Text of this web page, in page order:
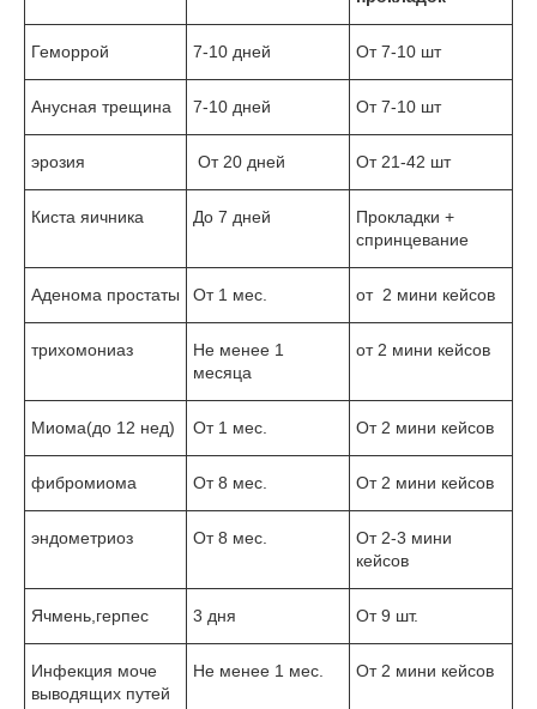
Геморрой 7-10 дней От 7-10 шт
Анусная трещина 7-10 дней От 7-10 шт
эрозия От 20 дней От 21-42 шт
Киста яичника До 7 дней
Прокладки +
спринцевание
Аденома простаты От 1 мес. от 2 мини кейсов
трихомониаз
Не менее 1
месяца
от 2 мини кейсов
Миома(до 12 нед) От 1 мес. От 2 мини кейсов
фибромиома От 8 мес. От 2 мини кейсов
эндометриоз От 8 мес.
От 2-3 мини
кейсов
Ячмень,герпес 3 дня От 9 шт.
Инфекция моче
выводящих путей
Не менее 1 мес. От 2 мини кейсов